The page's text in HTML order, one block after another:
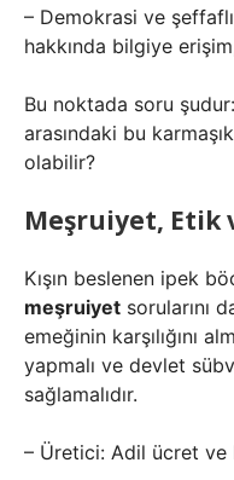
– Demokrasi ve
hakkında bilgiye erişim,
Bu noktada soru
arasındaki bu
olabilir?
Meşruiyet, Etik
Kışın beslenen ipek
meşruiyet sorularını
emeğinin karşılığını
yapmalı ve devlet
sağlamalıdır.
– Üretici: Adil ücret ve